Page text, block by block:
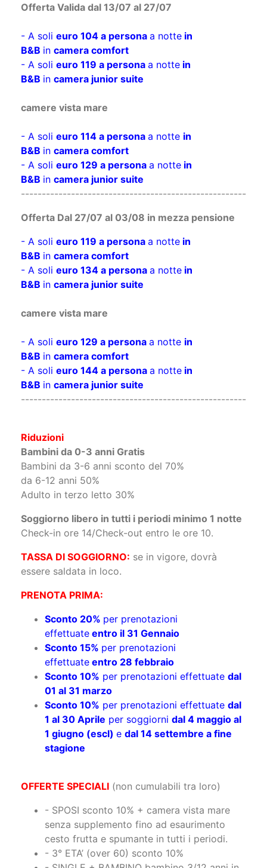
Offerta Valida dal 13/07 al 27/07
- A soli euro 104 a persona a notte in
B&B in camera comfort
- A soli euro 119 a persona a notte in
B&B in camera junior suite
camere vista mare
- A soli euro 114 a persona a notte in
B&B in camera comfort
- A soli euro 129 a persona a notte in
B&B in camera junior suite
------------------------------------------------------
Offerta Dal 27/07 al 03/08 in mezza pensione
- A soli euro 119 a persona a notte in
B&B in camera comfort
- A soli euro 134 a persona a notte in
B&B in camera junior suite
camere vista mare
- A soli euro 129 a persona a notte in
B&B in camera comfort
- A soli euro 144 a persona a notte in
B&B in camera junior suite
------------------------------------------------------
Riduzioni
Bambini da 0-3 anni Gratis
Bambini da 3-6 anni sconto del 70%
da 6-12 anni 50%
Adulto in terzo letto 30%
Soggiorno libero in tutti i periodi minimo 1 notte
Check-in ore 14/Check-out entro le ore 10.
TASSA DI SOGGIORNO: se in vigore, dovrà
essere saldata in loco.
PRENOTA PRIMA:
Sconto 20% per prenotazioni
effettuate entro il 31 Gennaio
Sconto 15% per prenotazioni
effettuate entro 28 febbraio
Sconto 10% per prenotazioni effettuate dal
01 al 31 marzo
Sconto 10% per prenotazioni effettuate dal
1 al 30 Aprile per soggiorni dal 4 maggio al
1 giugno (escl) e dal 14 settembre a fine
stagione
OFFERTE SPECIALI (non cumulabili tra loro)
- SPOSI sconto 10% + camera vista mare
senza supplemento fino ad esaurimento
cesto frutta e spumante in tutti i periodi.
- 3° ETA’ (over 60) sconto 10%